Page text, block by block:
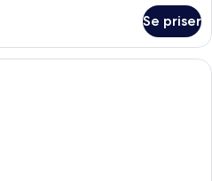
Se priser
Sengetøy av topp kvalitet, minibar,